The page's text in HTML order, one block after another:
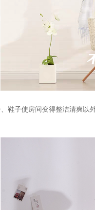
鞋子使房间变得整洁清爽